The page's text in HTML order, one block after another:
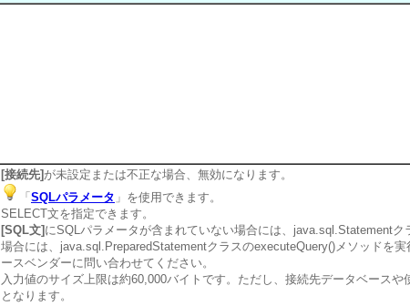
[接続先] が未設定または不正な場合、無効になります。
「 SQLパラメータ 」を使用できます。
SELECT文を指定できます。
[SQL文] にSQLパラメータが含まれていない場合には、java.sql.Statement
場合には、java.sql.PreparedStatementクラスのexecuteQuery()メソッドを
ースベンダーに問い合わせてください。
入力値のサイズ上限は約60,000バイトです。ただし、接続先データベース
となります。